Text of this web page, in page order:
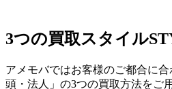
3つの買取スタイル
アメモバではお客様のご都合に
頭・法人」の3つの買取方法をご